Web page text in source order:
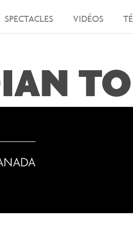
SPECTACLES VIDÉOS